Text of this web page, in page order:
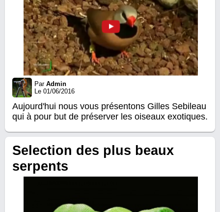
Par Admin
Le 01/06/2016
Aujourd'hui nous vous présentons Gilles Sebileau
qui à pour but de préserver les oiseaux exotiques.
Selection des plus beaux
serpents